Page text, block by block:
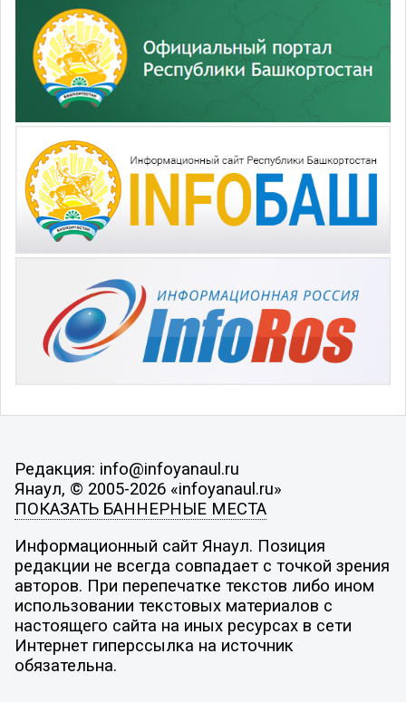
Редакция: info@infoyanaul.ru
Янаул, © 2005-2026 «infoyanaul.ru»
ПОКАЗАТЬ БАННЕРНЫЕ МЕСТА
Информационный сайт Янаул. Позиция
редакции не всегда совпадает с точкой зрения
авторов. При перепечатке текстов либо ином
использовании текстовых материалов с
настоящего сайта на иных ресурсах в сети
Интернет гиперссылка на источник
обязательна.